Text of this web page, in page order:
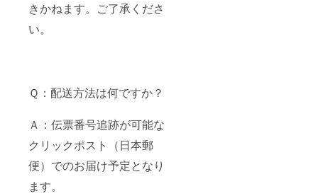
きかねます。ご了承くださ
い。
Ｑ：配送方法は何ですか？
Ａ：伝票番号追跡が可能な
クリックポスト（日本郵
便）でのお届け予定となり
ます。